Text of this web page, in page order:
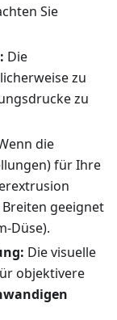
Sie
Die
zu
zu
die
für Ihre
Breiten geeignet
Düse).
Die visuelle
objektivere